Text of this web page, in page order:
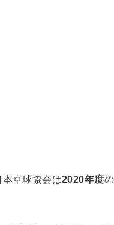
卓球協会は2020年度の